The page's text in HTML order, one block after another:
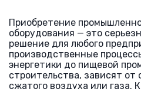
Приобретение
оборудования — это
решение для любого
производственные
энергетики до пищевой
строительства, зависят от
сжатого воздуха или газа.